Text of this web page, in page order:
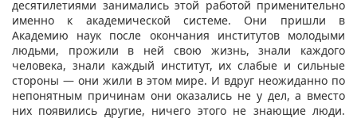
десятилетиями занимались этой работой применительно
именно к академической системе. Они пришли в
Академию наук после окончания институтов молодыми
людьми, прожили в ней свою жизнь, знали каждого
человека, знали каждый институт, их слабые и сильные
стороны — они жили в этом мире. И вдруг неожиданно по
непонятным причинам они оказались не у дел, а вместо
них появились другие, ничего этого не знающие люди.